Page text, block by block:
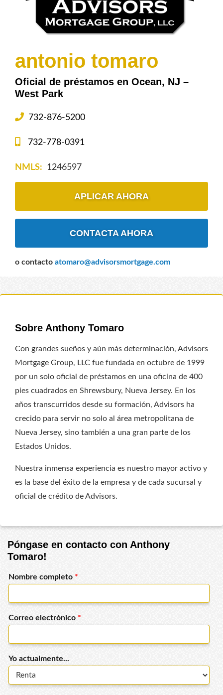
antonio tomaro
Oficial de préstamos en Ocean, NJ –
West Park
732-876-5200
732-778-0391
NMLS: 1246597
APLICAR AHORA
CONTACTA AHORA
o contacto atomaro@advisorsmortgage.com
Sobre Anthony Tomaro
Con grandes sueños y aún más determinación, Advisors
Mortgage Group, LLC fue fundada en octubre de 1999
por un solo oficial de préstamos en una oficina de 400
pies cuadrados en Shrewsbury, Nueva Jersey. En los
años transcurridos desde su formación, Advisors ha
crecido para servir no solo al área metropolitana de
Nueva Jersey, sino también a una gran parte de los
Estados Unidos.
Nuestra inmensa experiencia es nuestro mayor activo y
es la base del éxito de la empresa y de cada sucursal y
oficial de crédito de Advisors.
Póngase en contacto con Anthony
Tomaro!
Nombre completo *
Correo electrónico *
Yo actualmente...